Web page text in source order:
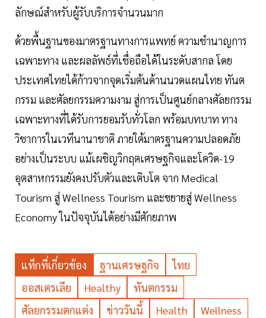
ลักษณ์สำหรับผู้รับบริการจำนวนมาก
ด้วยพื้นฐานของมาตรฐานทางการแพทย์ ความชำนาญการ
เฉพาะทาง และผลลัพธ์ที่เชื่อถือได้ในระดับสากล โดย
ประเทศไทยได้ก้าวจากจุดเริ่มต้นด้านนวดแผนไทย ทันต
กรรม และศัลยกรรมความงาม สู่การเป็นศูนย์กลางศัลยกรรม
เฉพาะทางที่ได้รับการยอมรับทั่วโลก พร้อมบทบาท ทาง
วิชาการในเวทีนานาชาติ ภายใต้มาตรฐานความปลอดภัย
อย่างเป็นระบบ แม้เผชิญวิกฤตเศรษฐกิจและโควิด-19
อุตสาหกรรมยังคงปรับตัวและเติบโต จาก Medical
Tourism สู่ Wellness Tourism และขยายสู่ Wellness
Economy ในปัจจุบันได้อย่างมีศักยภาพ
แท็กที่เกี่ยวข้อง ฐานเศรษฐกิจ
ไทย
ออสเตรเลีย
Healthy
ทันตกรรม
ศัลยกรรมตกแต่ง
ข่าววันนี้ Health
Wellness